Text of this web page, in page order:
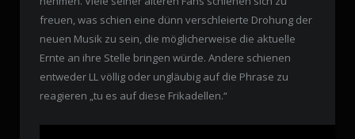
freuen, was schien eine dünn verschleierte Drohung der
neuen Musik zu sein, die möglicherweise die aktuelle
Ernte an ihre Stelle bringen würde. Andere schienen
entweder LL völlig oder ungläubig auf die Phrase zu
reagieren „tu es auf diese Frikadellen.“